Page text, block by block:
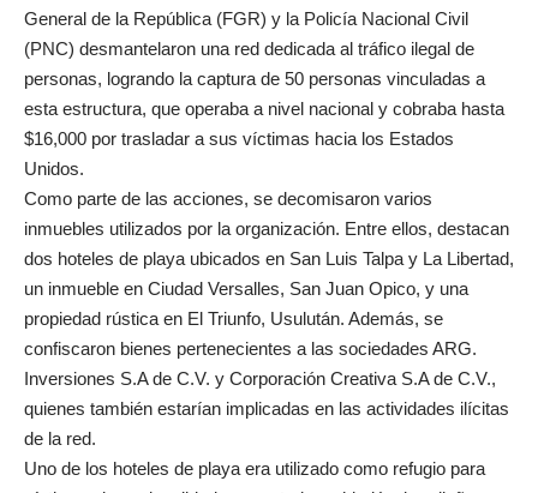
General de la República (FGR) y la Policía Nacional Civil
(PNC) desmantelaron una red dedicada al tráfico ilegal de
personas, logrando la captura de 50 personas vinculadas a
esta estructura, que operaba a nivel nacional y cobraba hasta
$16,000 por trasladar a sus víctimas hacia los Estados
Unidos.
Como parte de las acciones, se decomisaron varios
inmuebles utilizados por la organización. Entre ellos, destacan
dos hoteles de playa ubicados en San Luis Talpa y La Libertad,
un inmueble en Ciudad Versalles, San Juan Opico, y una
propiedad rústica en El Triunfo, Usulután. Además, se
confiscaron bienes pertenecientes a las sociedades ARG.
Inversiones S.A de C.V. y Corporación Creativa S.A de C.V.,
quienes también estarían implicadas en las actividades ilícitas
de la red.
Uno de los hoteles de playa era utilizado como refugio para